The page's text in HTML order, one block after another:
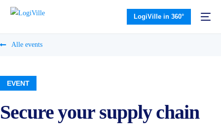
LogiVille in 360°
Alle events
EVENT
Secure your supply chain